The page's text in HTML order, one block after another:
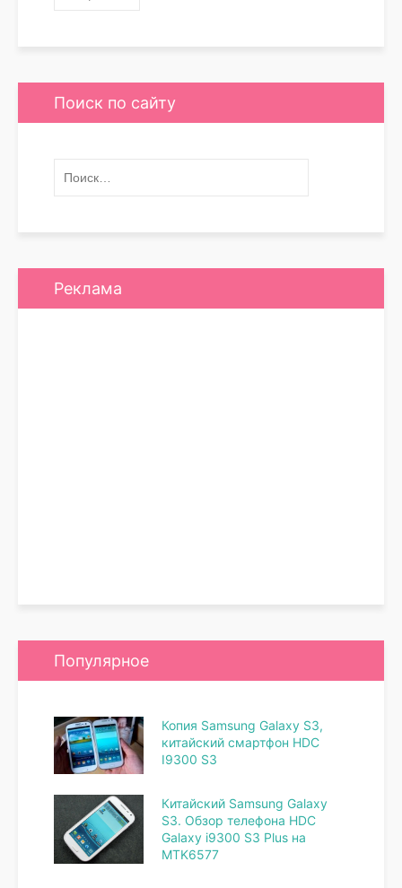
Поиск по сайту
Реклама
Популярное
Копия Samsung Galaxy S3,
китайский смартфон HDC
I9300 S3
Китайский Samsung Galaxy
S3. Обзор телефона HDC
Galaxy i9300 S3 Plus на
MTK6577